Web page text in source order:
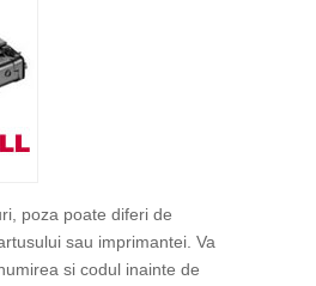
poza poate diferi de
sau imprimantei. Va
si codul inainte de